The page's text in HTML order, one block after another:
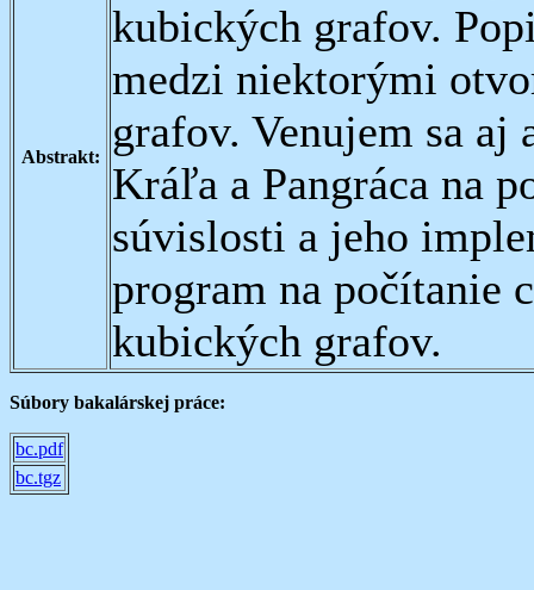
Abstrakt:
kubických grafov.
medzi niektorými
grafov. Venujem sa
Kráľa a Pangráca na
súvislosti a jeho
program na počítanie
kubických grafov.
Súbory bakalárskej práce:
bc.pdf
bc.tgz